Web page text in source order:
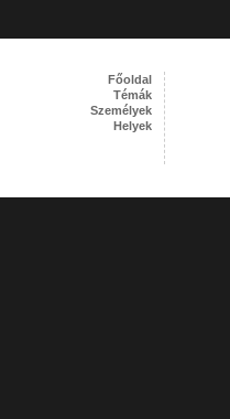
Főoldal
Témák
Személyek
Helyek